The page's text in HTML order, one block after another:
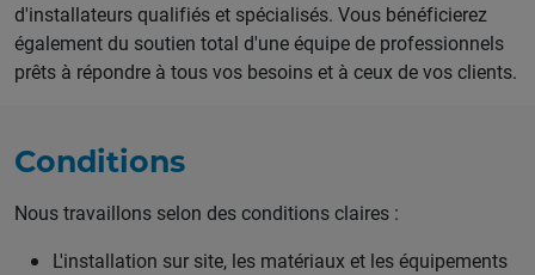
d'installateurs qualifiés et spécialisés. Vous bénéficierez
également du soutien total d'une équipe de professionnels
prêts à répondre à tous vos besoins et à ceux de vos clients.
Conditions
Nous travaillons selon des conditions claires :
L'installation sur site, les matériaux et les équipements